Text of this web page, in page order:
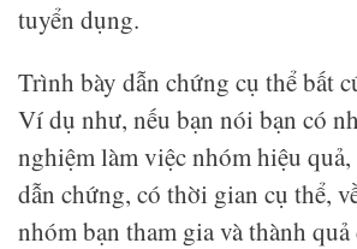
tuyển dụng.
Trình bày dẫn chứng cụ thể bất
Ví dụ như, nếu bạn nói bạn có
nghiệm làm việc nhóm hiệu quả,
dẫn chứng, có thời gian cụ thể,
nhóm bạn tham gia và thành quả